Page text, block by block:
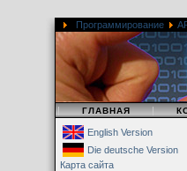
Программирование
| ГЛАВНАЯ |
English Version
Die deutsche Version
Карта сайта